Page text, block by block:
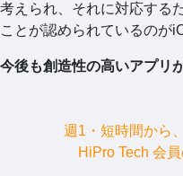
考えられ、それに対応する
ことが認められているのが
今後も創造性の高いアプリ
週1・短時間から
HiPro Tech 会